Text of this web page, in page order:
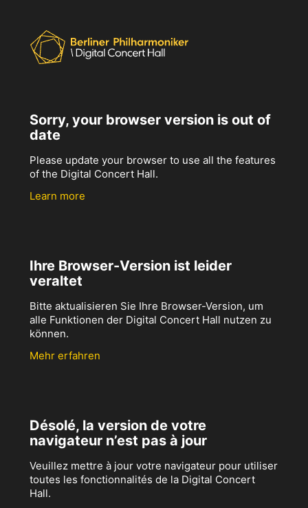
Sorry, your browser version is out of
date
Please update your browser to use all the features
of the Digital Concert Hall.
Learn more
Ihre Browser-Version ist leider
veraltet
Bitte aktualisieren Sie Ihre Browser-Version, um
alle Funktionen der Digital Concert Hall nutzen zu
können.
Mehr erfahren
Désolé, la version de votre
navigateur n’est pas à jour
Veuillez mettre à jour votre navigateur pour utiliser
toutes les fonctionnalités de la Digital Concert
Hall.